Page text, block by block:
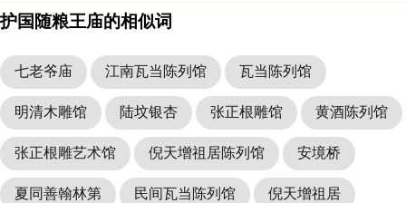
护国随粮王庙的相似词
七老爷庙 江南瓦当陈列馆 瓦当陈列馆
明清木雕馆 陆坟银杏 张正根雕馆 黄酒陈列馆
张正根雕艺术馆 倪天增祖居陈列馆 安境桥
夏同善翰林第 民间瓦当陈列馆 倪天增祖居